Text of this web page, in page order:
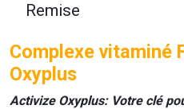
Remise
Complexe vitaminé
Oxyplus
Activize Oxyplus: Votre clé